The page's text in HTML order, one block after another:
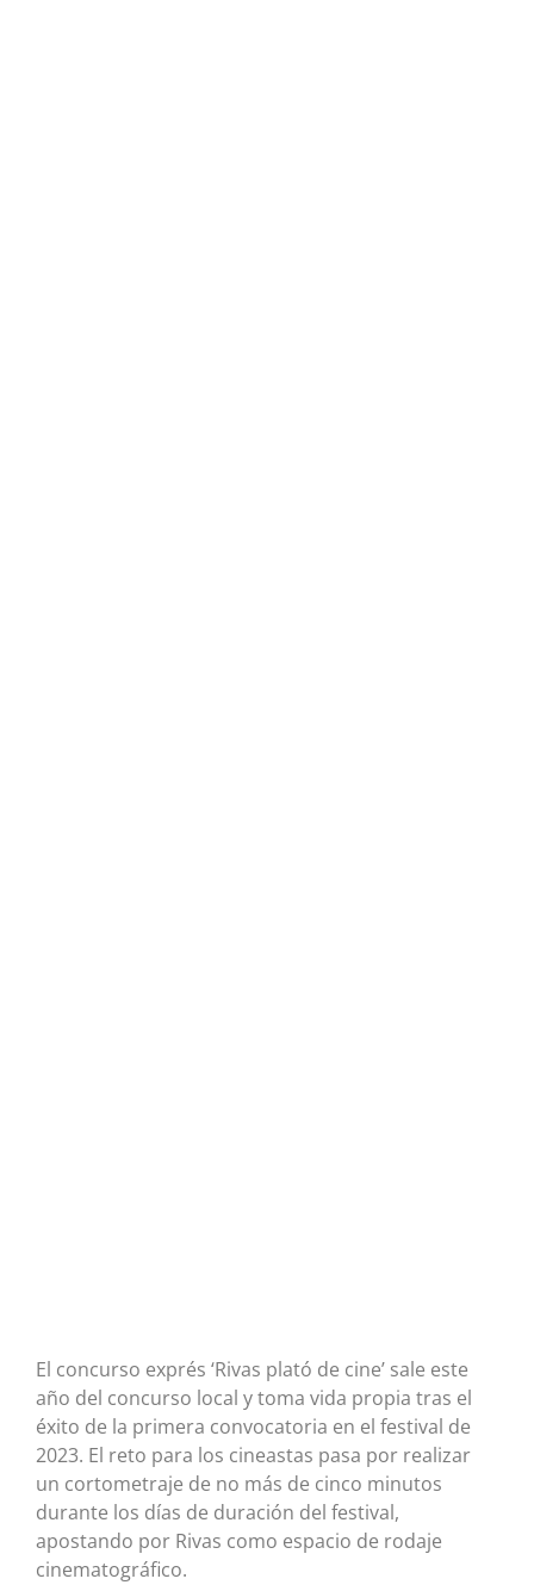
El concurso exprés ‘Rivas plató de cine’ sale este
año del concurso local y toma vida propia tras el
éxito de la primera convocatoria en el festival de
2023. El reto para los cineastas pasa por realizar
un cortometraje de no más de cinco minutos
durante los días de duración del festival,
apostando por Rivas como espacio de rodaje
cinematográfico.